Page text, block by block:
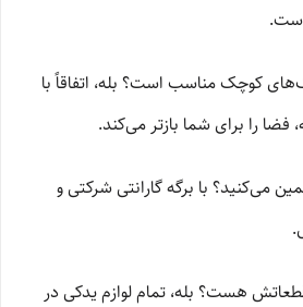
کوچک مناسب است؟ بله، اتفاقاً با
را برای شما بازتر می‌کند.
می‌کنید؟ با برگه گارانتی شرکتی و
هست؟ بله، تمام لوازم یدکی در